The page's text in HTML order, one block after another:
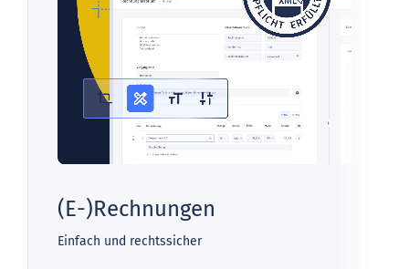
(E-)Rechnungen
Einfach und rechtssicher